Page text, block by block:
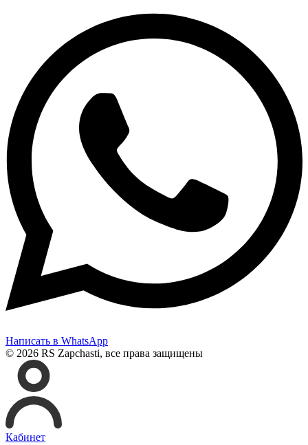
Написать в WhatsApp
© 2026 RS Zapchasti, все права защищены
Кабинет